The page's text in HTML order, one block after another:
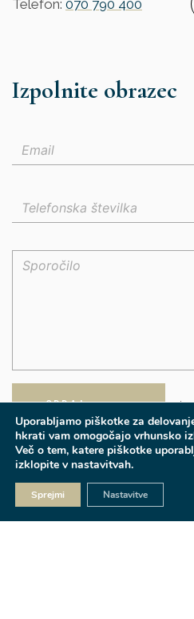
Telefon: 070 790 400
Izpolnite obrazec
Uporabljamo piškotke za
hkrati vam omogočajo vrhunsko
Več o tem, katere piškotke
izklopite v nastavitvah.
Sprejmi Nastavitve